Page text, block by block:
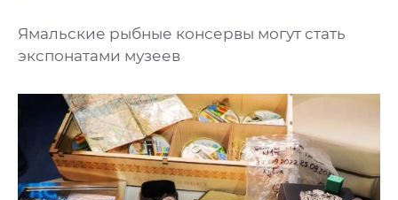
Ямальские рыбные консервы могут стать
экспонатами музеев